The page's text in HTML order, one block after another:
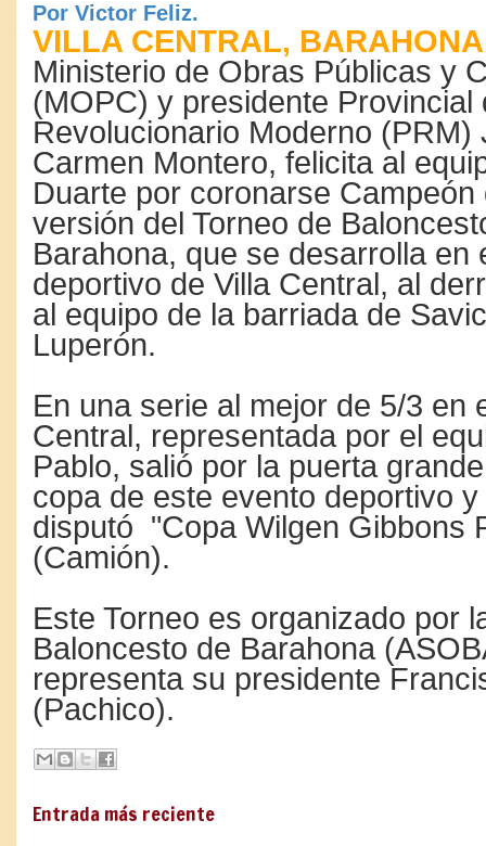
Por Victor Feliz.
VILLA CENTRAL,
Ministerio de Obras Públicas y
(MOPC) y presidente Provincial
Revolucionario Moderno (PRM)
Carmen Montero, felicita al
Duarte por coronarse Campeón
versión del Torneo de
Barahona, que se desarrolla en
deportivo de Villa Central, al
al equipo de la barriada de
Luperón.
En una serie al mejor de 5/3 en
Central, representada por el
Pablo, salió por la puerta
copa de este evento deportivo y
disputó "Copa Wilgen Gibbons
(Camión).
Este Torneo es organizado por
Baloncesto de Barahona
representa su presidente
(Pachico).
Entrada más reciente